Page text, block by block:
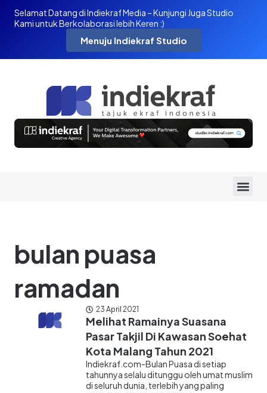
Selamat Datang di Indiekraf Media – Kunjungi Juga Studio
Kami untuk Berkolaborasi lebih Keren :)
Menuju Indiekraf Studio
bulan puasa
ramadan
23 April 2021
Melihat Ramainya Suasana
Pasar Takjil Di Kawasan Soehat
Kota Malang Tahun 2021
Indiekraf.com-Bulan Puasa di setiap
tahunnya selalu ditunggu oleh umat muslim
di seluruh dunia, terlebih yang paling